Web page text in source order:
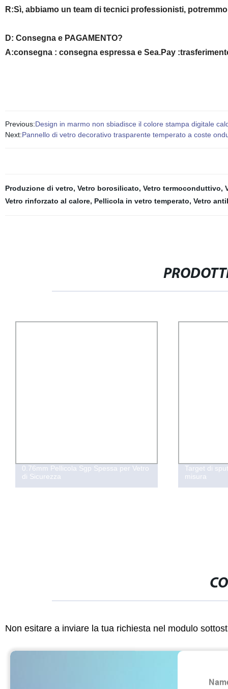
R:Sì, abbiamo un team di tecnici professionisti,
D: Consegna e PAGAMENTO?
A:consegna : consegna espressa e Sea.Pay
Previous:Design in marmo non sbiadisce il colore stampa digitale
Next:Pannello di vetro decorativo trasparente temperato a coste
Produzione di vetro, Vetro borosilicato, Vetro termoconduttivo,
Vetro rinforzato al calore, Pellicola in vetro temperato, Vetro
0.76mm Pellicola Sgp Spessa per Vetro
di Sicurezza
Target di
misura
Non esitare a inviare la tua richiesta nel modulo